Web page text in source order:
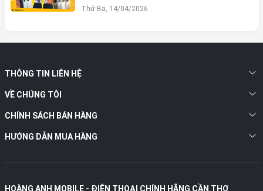
Thứ Ba, 14/04/2026
THÔNG TIN LIÊN HỆ
VỀ CHÚNG TÔI
CHÍNH SÁCH BÁN HÀNG
HƯỚNG DẪN MUA HÀNG
HOÀNG ANH MOBILE - ĐIỆN THOẠI CHÍNH HÃNG CẦN THƠ